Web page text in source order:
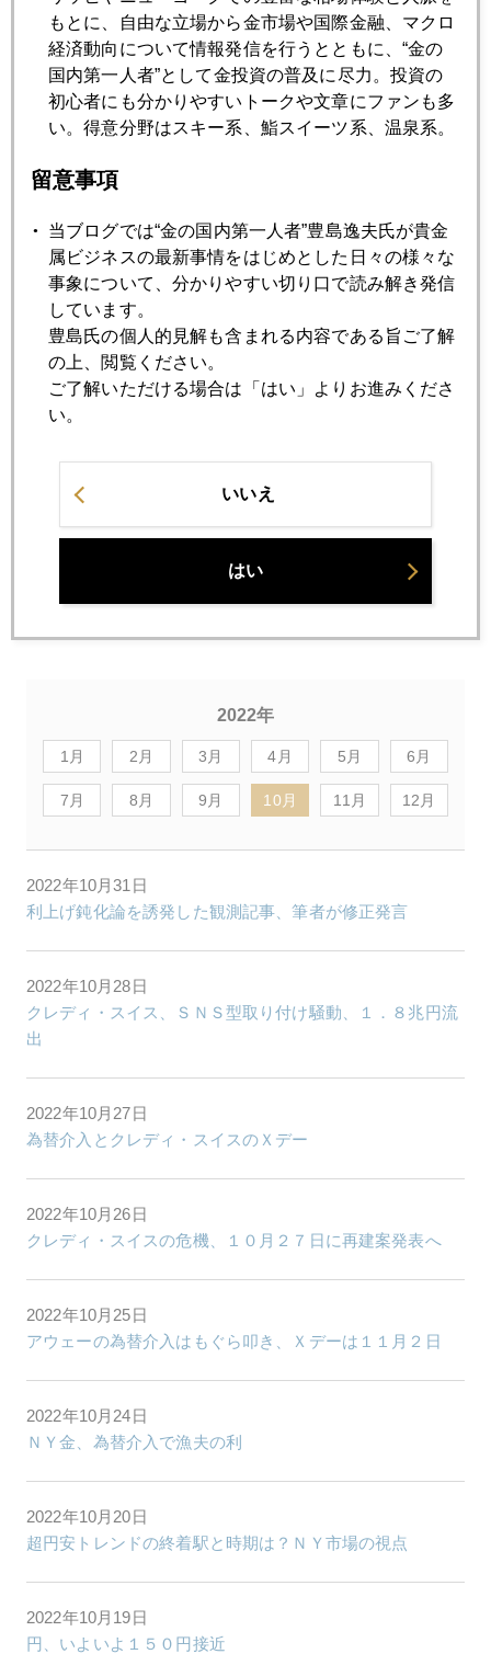
最後に今朝ホテルの一室から配信した最新ＹｏｕＴｕｂｅ。
Ｔａｋｅ２やり直しで、計２回配信することに。テーマはや
はり円安。
円安、問題は１５０円ではなく、いつ、どこまで（回線不安
定のため、やり直しバージョン）
2022年
1月 2月 3月 4月 5月 6月
7月 8月 9月 10月 11月 12月
2022年10月31日
利上げ鈍化論を誘発した観測記事、筆者が修正発言
2022年10月28日
クレディ・スイス、ＳＮＳ型取り付け騒動、１．８兆円流
出
2022年10月27日
為替介入とクレディ・スイスのＸデー
2022年10月26日
クレディ・スイスの危機、１０月２７日に再建案発表へ
2022年10月25日
アウェーの為替介入はもぐら叩き、Ｘデーは１１月２日
2022年10月24日
ＮＹ金、為替介入で漁夫の利
2022年10月20日
超円安トレンドの終着駅と時期は？ＮＹ市場の視点
2022年10月19日
円、いよいよ１５０円接近
もとに、自由な立場から金市場や国際金融、マクロ
経済動向について情報発信を行うとともに、“金の
国内第一人者”として金投資の普及に尽力。投資の
初心者にも分かりやすいトークや文章にファンも多
い。得意分野はスキー系、鮨スイーツ系、温泉系。
留意事項
当ブログでは“金の国内第一人者”豊島逸夫氏が貴金
属ビジネスの最新事情をはじめとした日々の様々な
事象について、分かりやすい切り口で読み解き発信
しています。
豊島氏の個人的見解も含まれる内容である旨ご了解
の上、閲覧ください。
ご了解いただける場合は「はい」よりお進みくださ
い。
いいえ
はい